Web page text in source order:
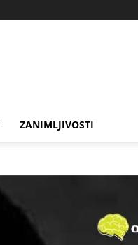
ZANIMLJIVOSTI